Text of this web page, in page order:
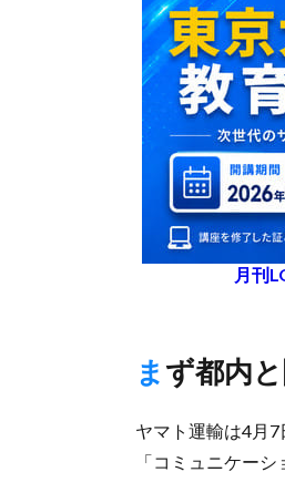
月刊
まず都
ヤマト運輸は4月
「コミュニケー